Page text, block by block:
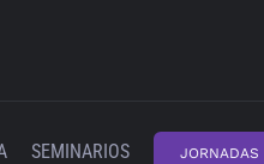
SEMINARIOS JORNADAS